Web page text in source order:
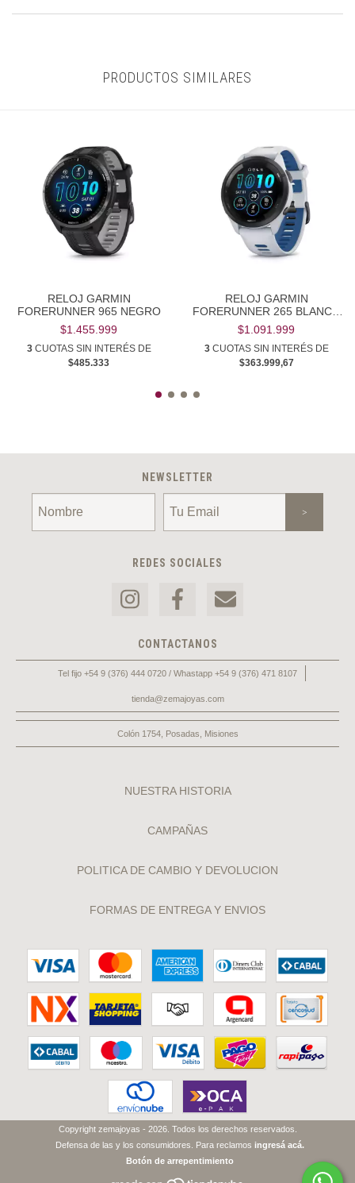
PRODUCTOS SIMILARES
RELOJ GARMIN
FORERUNNER 965 NEGRO
$1.455.999
3CUOTAS SIN INTERÉS DE
$485.333
RELOJ GARMIN
FORERUNNER 265 BLANCO
AMOLED
$1.091.999
3CUOTAS SIN INTERÉS DE
$363.999,67
NEWSLETTER
REDES SOCIALES
CONTACTANOS
Tel fijo +54 9 (376) 444 0720 / Whastapp +54 9 (376) 471 8107
tienda@zemajoyas.com
Colón 1754, Posadas, Misiones
NUESTRA HISTORIA
CAMPAÑAS
POLITICA DE CAMBIO Y DEVOLUCION
FORMAS DE ENTREGA Y ENVIOS
Copyright zemajoyas - 2026. Todos los derechos reservados.
Defensa de las y los consumidores. Para reclamos ingresá acá.
Botón de arrepentimiento